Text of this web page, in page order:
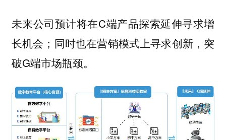
未来公司预计将在C端产品探索延伸寻求增
长机会；同时也在营销模式上寻求创新，突
破G端市场瓶颈。